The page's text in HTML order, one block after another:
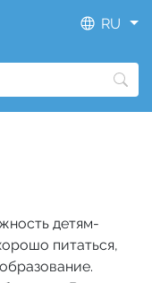
RU
детям-
питаться,